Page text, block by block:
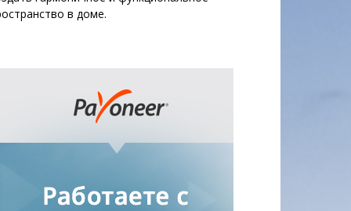
в доме.